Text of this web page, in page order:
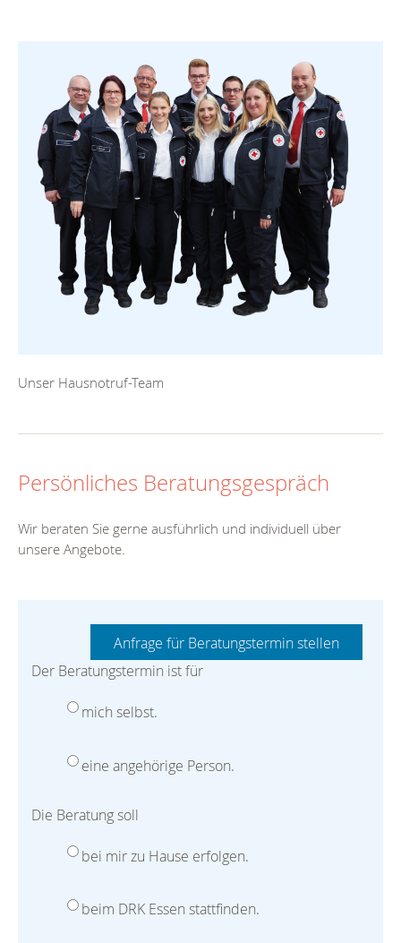
Unser Hausnotruf-Team
Persönliches Beratungsgespräch
Wir beraten Sie gerne ausführlich und individuell über
unsere Angebote.
Der Beratungstermin ist für
mich selbst.
eine angehörige Person.
Die Beratung soll
bei mir zu Hause erfolgen.
beim DRK Essen stattfinden.